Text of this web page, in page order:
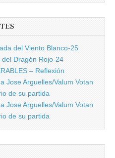
del Viento Blanco-25
Dragón Rojo-24
– Reflexión
Jose Arguelles/Valum Votan
de su partida
Jose Arguelles/Valum Votan
de su partida